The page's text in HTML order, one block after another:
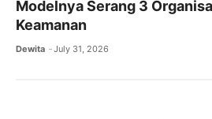
Modelnya Serang 3
Keamanan
Dewita July 31, 2026